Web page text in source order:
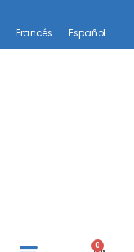
Francés Español
0